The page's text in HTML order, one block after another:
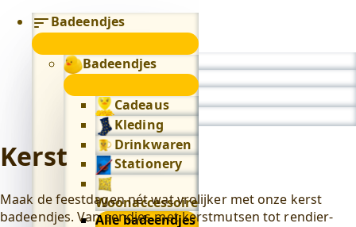
Badeendjes
Badeendjes
Cadeaus
Kleding
Drinkwaren
Stationery
Woonaccessoires
Alle badeendjes
Kerst
Maak de feestdagen nét wat vrolijker met onze kerst
badeendjes. Van eendjes met kerstmutsen tot rendier-